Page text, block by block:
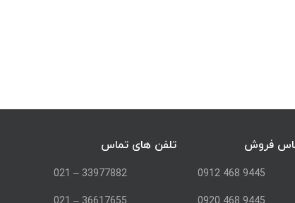
فروش
9445 468 0912
تلفن های تماس
33977882 – 021